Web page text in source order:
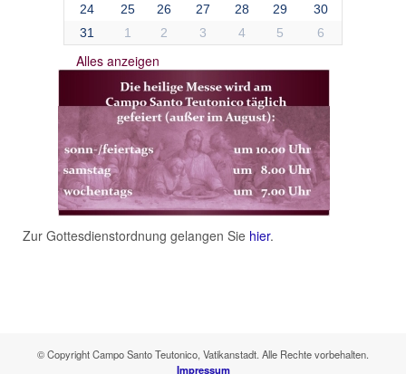
24
25 26 27 28 29
30
31
1 2 3 4 5 6
Alles anzeigen
Zur Gottesdienstordnung gelangen Sie hier.
© Copyright Campo Santo Teutonico, Vatikanstadt. Alle Rechte vorbehalten.
Impressum